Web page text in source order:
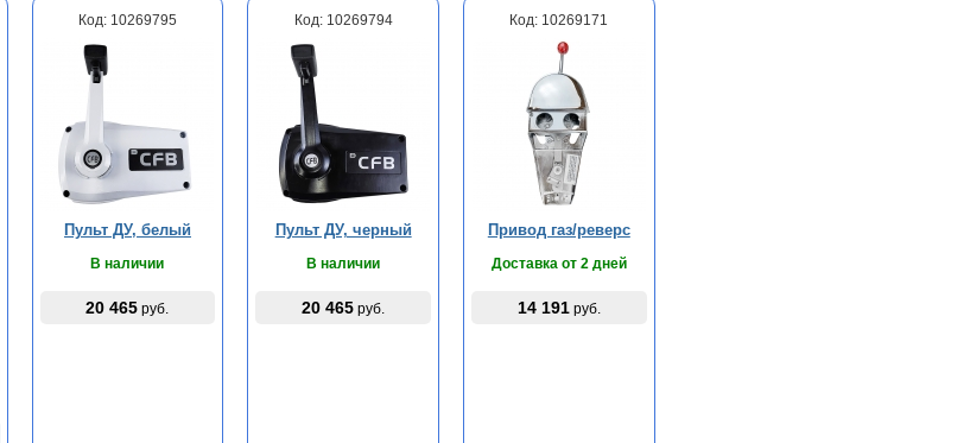
Код: 10269795
Пульт ДУ, белый
В наличии
20 465 руб.
Код: 10269794
Пульт ДУ, черный
В наличии
20 465 руб.
Код: 10269171
Привод газ/реверс
Доставка от 2 дней
14 191руб.